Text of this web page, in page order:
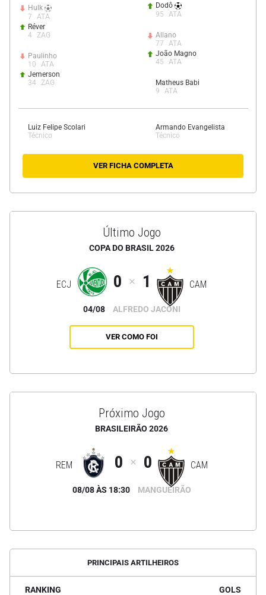
Hulk
7
ATA
Réver
4
ZAG
Paulinho
10
ATA
Jemerson
34
ZAG
Dodô
95
ATA
Allano
77
ATA
João Magno
45
ATA
Matheus Babi
9
ATA
Luiz Felipe Scolari
Técnico
Armando Evangelista
Técnico
VER FICHA COMPLETA
Último Jogo
COPA DO BRASIL 2026
ECJ 0 1 CAM
04/08 ALFREDO JACONI
VER COMO FOI
Próximo Jogo
BRASILEIRÃO 2026
REM 0 0 CAM
08/08 ÀS 18:30 MANGUEIRÃO
PRINCIPAIS ARTILHEIROS
RANKING GOLS